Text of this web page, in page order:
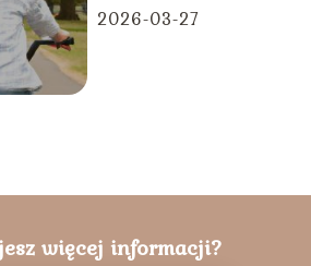
2026-03-27
więcej informacji?